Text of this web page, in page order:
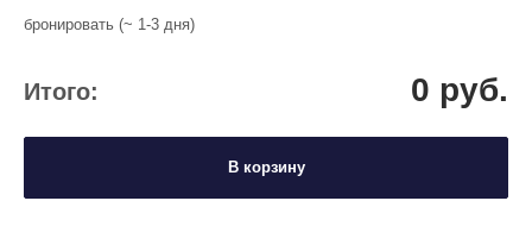
бронировать (~ 1-3 дня)
Итого: 0 руб.
В корзину